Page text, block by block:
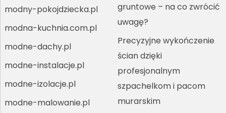
modny-pokojdziecka.pl
modna-kuchnia.com.pl
modne-dachy.pl
modne-instalacje.pl
modne-izolacje.pl
modne-malowanie.pl
gruntowe – na co zwrócić
uwagę?
Precyzyjne wykończenie
ścian dzięki
profesjonalnym
szpachelkom i pacom
murarskim